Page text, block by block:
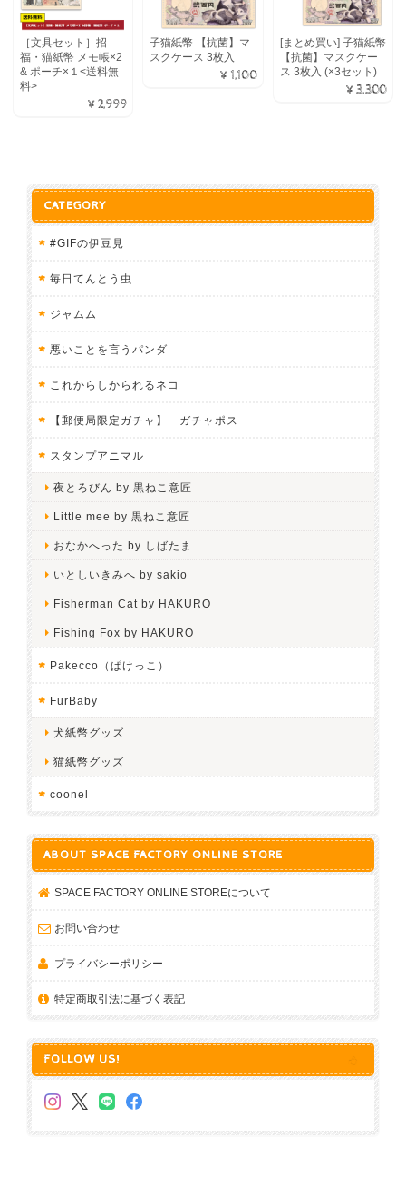
［文具セット］招
福・猫紙幣 メモ帳×2
& ポーチ×１<送料無
料>
¥2,999
子猫紙幣 【抗菌】マ
スクケース 3枚入
¥1,100
[まとめ買い] 子猫紙幣
【抗菌】マスクケー
ス 3枚入 (×3セット)
¥3,300
CATEGORY
#GIFの伊豆見
毎日てんとう虫
ジャムム
悪いことを言うパンダ
これからしかられるネコ
【郵便局限定ガチャ】 ガチャポス
スタンプアニマル
夜とろびん by 黒ねこ意匠
Little mee by 黒ねこ意匠
おなかへった by しばたま
いとしいきみへ by sakio
Fisherman Cat by HAKURO
Fishing Fox by HAKURO
Pakecco（ぱけっこ）
FurBaby
犬紙幣グッズ
猫紙幣グッズ
coonel
ABOUT SPACE FACTORY ONLINE STORE
SPACE FACTORY ONLINE STOREについて
お問い合わせ
プライバシーポリシー
特定商取引法に基づく表記
FOLLOW US!